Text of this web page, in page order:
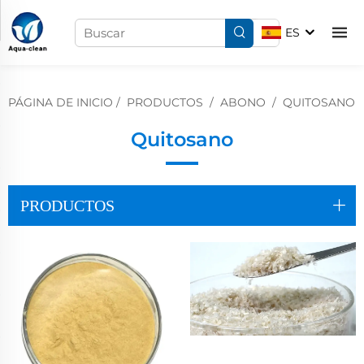
ES
PÁGINA DE INICIO / PRODUCTOS / ABONO / QUITOSANO
Quitosano
PRODUCTOS